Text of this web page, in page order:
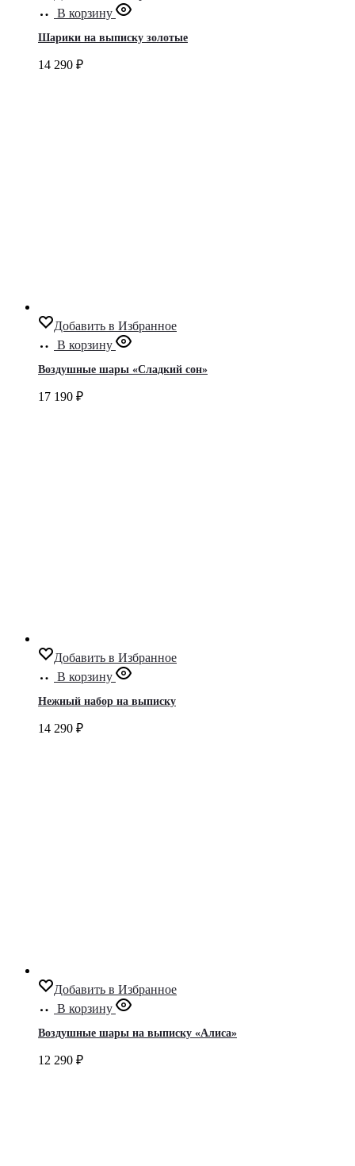
В корзину
Шарики на выписку золотые
14 290 ₽
Добавить в Избранное
В корзину
Воздушные шары «Сладкий сон»
17 190 ₽
Добавить в Избранное
В корзину
Нежный набор на выписку
14 290 ₽
Добавить в Избранное
В корзину
Воздушные шары на выписку «Алиса»
12 290 ₽